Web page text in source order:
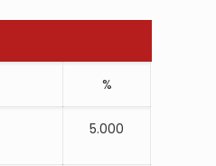
%
5.000